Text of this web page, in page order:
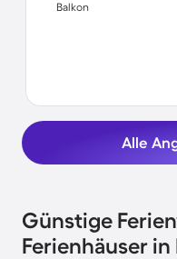
Balkon
Alle
Günstige
Ferienhäuser